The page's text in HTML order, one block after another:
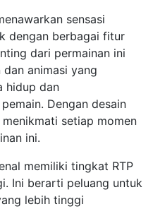
sensasi
dengan berbagai fitur
dari permainan ini
animasi yang
hidup dan
Dengan desain
setiap momen
ini.
memiliki tingkat RTP
Ini berarti peluang untuk
lebih tinggi